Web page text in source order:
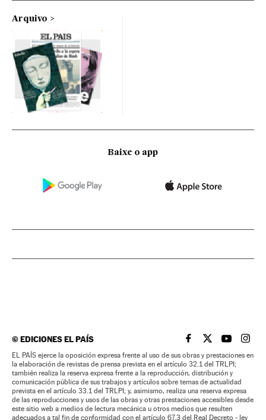
Arquivo
Baixe o app
©EDICIONES EL PAÍS EL PAÍS BRASIL EN
EL PAÍSEL PAÍS
EL
EL PAÍS ejerce la oposición expresa frente al uso de sus obras y prestaciones en
la elaboración de revistas de prensa prevista en el artículo 32.1 del TRLPI;
también realiza la reserva expresa frente a la reproducción, distribución y
comunicación pública de sus trabajos y artículos sobre temas de actualidad
prevista en el artículo 33.1 del TRLPI; y, asimismo, realiza una reserva expresa
de las reproducciones y usos de las obras y otras prestaciones accesibles desde
este sitio web a medios de lectura mecánica u otros medios que resulten
adecuados a tal fin de conformidad con el artículo 67.3 del Real Decreto - ley